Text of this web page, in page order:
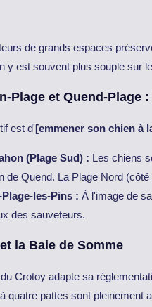
de grands espaces
y est souvent plus souple sur
Plage et Quend-Plage
est d'[emmener son chien à
(Plage Sud) : Les chiens
de Quend. La Plage Nord
les-Pins : À l'image de
des sauveteurs.
la Baie de Somme
Crotoy adapte sa
quatre pattes sont pleinement